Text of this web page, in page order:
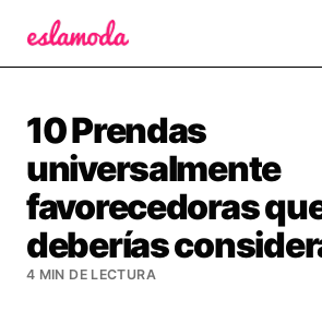
10 Prendas
universalmente
favorecedoras
deberías
4 MIN DE LECTURA